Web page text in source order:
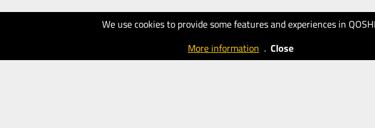
We use cookies to provide some features and experiences in
More information . Close